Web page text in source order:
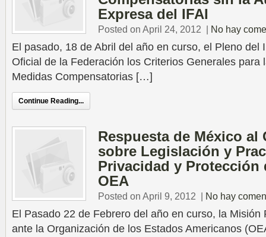
Expresa del IFAI
Posted on April 24, 2012 | No hay
El pasado, 18 de Abril del año en curso, el Pleno del
Oficial de la Federación los Criterios Generales para
Medidas Compensatorias […]
Continue Reading...
Respuesta de México al
sobre Legislación y
Privacidad y Protección
OEA
Posted on April 9, 2012 | No hay
El Pasado 22 de Febrero del año en curso, la Misión
ante la Organización de los Estados Americanos